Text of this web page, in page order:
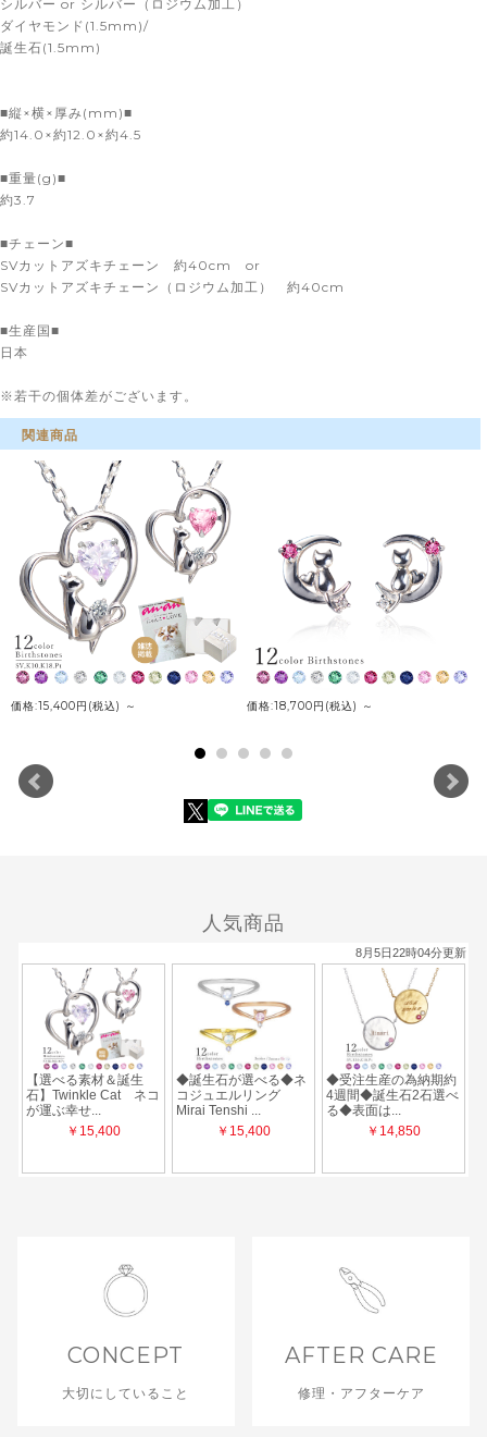
シルバー or シルバー（ロジウム加工）
ダイヤモンド(1.5mm)/
誕生石(1.5mm)
■縦×横×厚み(mm)■
約14.0×約12.0×約4.5
■重量(g)■
約3.7
■チェーン■
SVカットアズキチェーン 約40cm or
SVカットアズキチェーン（ロジウム加工） 約40cm
■生産国■
日本
※若干の個体差がございます。
関連商品
価格:15,400円(税込) ～ 価格:18,700円(税込) ～
人気商品
CONCEPT
大切にしていること
AFTER CARE
修理・アフターケア